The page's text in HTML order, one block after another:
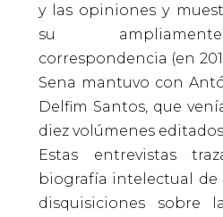
y las opiniones y
su
correspondencia (en
Sena mantuvo con
Delfim Santos, que
diez volúmenes
Estas entrevistas
biografía intelectual de
disquisiciones sobre